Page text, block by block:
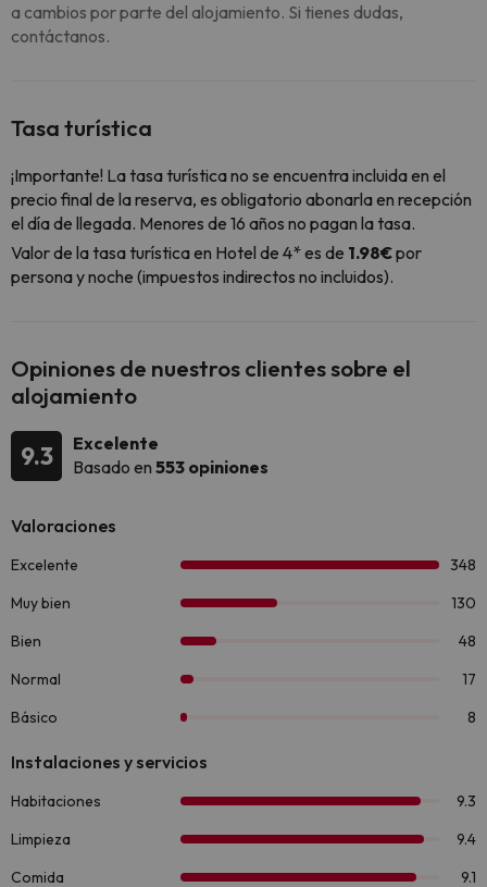
a cambios por parte del alojamiento. Si tienes dudas,
contáctanos.
Tasa turística
¡Importante! La tasa turística no se encuentra incluida en el
precio final de la reserva, es obligatorio abonarla en recepción
el día de llegada. Menores de 16 años no pagan la tasa.
Valor de la tasa turística en Hotel de 4* es de 1.98€por
persona y noche (impuestos indirectos no incluidos).
Opiniones de nuestros clientes sobre el
alojamiento
9.3
Excelente
Basado en 553 opiniones